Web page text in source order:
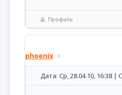
Профиль
phoenix
Дата: Ср, 28.04.10, 16:38